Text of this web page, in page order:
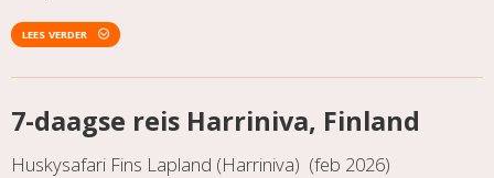
LEES VERDER
7-daagse reis Harriniva, Finland
Huskysafari Fins Lapland (Harriniva) (feb 2026)